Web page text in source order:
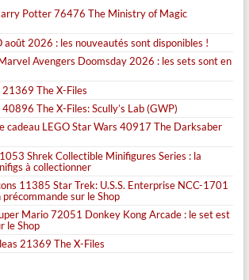
Potter 76476 The Ministry of Magic
août 2026 : les nouveautés sont disponibles !
Avengers Doomsday 2026 : les sets sont en
21369 The X-Files
The X-Files: Scully’s Lab (GWP)
cadeau LEGO Star Wars 40917 The Darksaber
Shrek Collectible Minifigures Series : la
à collectionner
11385 Star Trek: U.S.S. Enterprise NCC-1701
sur le Shop
Mario 72051 Donkey Kong Arcade : le set est
le Shop
21369 The X-Files